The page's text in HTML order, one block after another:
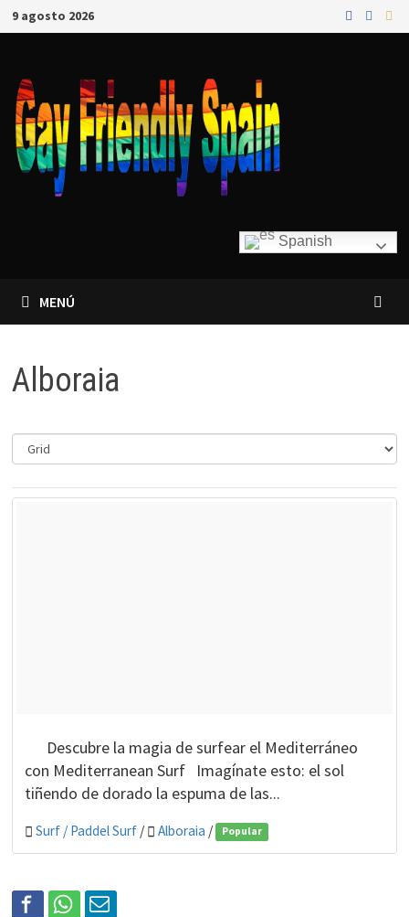
9 agosto 2026
Spanish
MENÚ
Alboraia
Descubre la magia de surfear el Mediterráneo
con Mediterranean Surf Imagínate esto: el sol
tiñendo de dorado la espuma de las...
Surf / Paddel Surf/ Alboraia / Popular